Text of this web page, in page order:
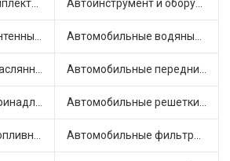
Автозеркала и комплектующие (14) Автоинструмент и оборудование (6)
Автомобильные антенны (1) Автомобильные водяные насосы (26)
Автомобильные маслянные насосы (4) Автомобильные передние фары (8)
Автомобильные принадлежности и аксессуары (5) Автомобильные решетки на бамперы и радиаторы (1)
Автомобильные топливные насосы (35) Автомобильные фильтры (1)